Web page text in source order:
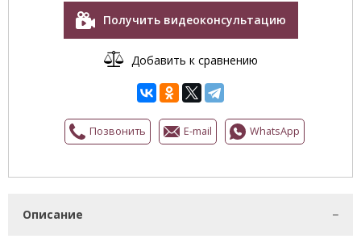
Получить видеоконсультацию
Добавить к сравнению
Позвонить E-mail WhatsApp
Описание